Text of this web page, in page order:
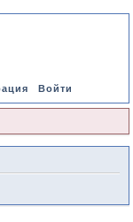
Войти